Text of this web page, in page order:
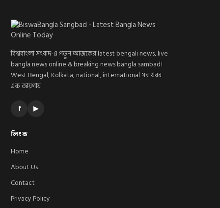
বিশ্ববাংলা সংবাদ-এ পড়ুন আজকের latest bengali news, live
bangla news online & breaking news bangla sambad।
West Bengal, Kolkata, national, international সব খবর
এক জায়গায়।
f ▶
লিংক
Home
About Us
Contact
Privacy Policy